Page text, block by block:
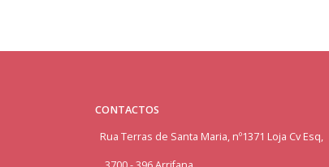
CONTACTOS
Rua Terras de Santa Maria, nº1371 Loja Cv Esq,